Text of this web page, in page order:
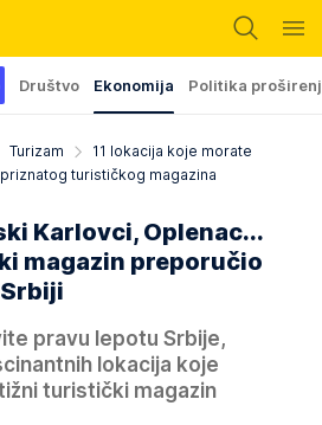
Društvo Ekonomija Politika
Turizam
11 lokacija koje morate
turističkog magazina
Karlovci, Oplenac...
magazin preporučio
pravu lepotu Srbije,
lokacija koje
turistički magazin